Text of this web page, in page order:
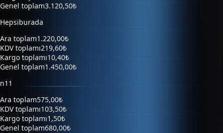
Genel toplam3.120,50₺
Hepsiburada
Ara toplam1.220,00₺
KDV toplamı219,60₺
Kargo toplamı10,40₺
Genel toplam1.450,00₺
n11
Ara toplam575,00₺
KDV toplamı103,50₺
Kargo toplamı1,50₺
Genel toplam680,00₺